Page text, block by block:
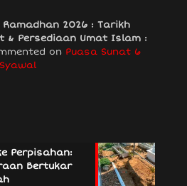
Ramadhan 2026 : Tarikh
& Persediaan Umat Islam :
on Puasa Sunat 6
Perpisahan:
Bertukar